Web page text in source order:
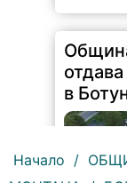
137 |
ОБЩИНА
ВРАЦА
Начало /